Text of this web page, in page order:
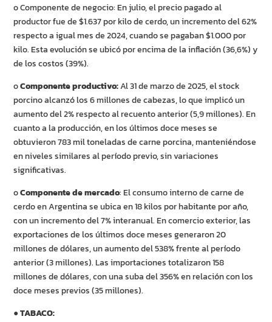
o Componente de negocio: En julio, el precio pagado al
productor fue de $1.637 por kilo de cerdo, un incremento del 62%
respecto a igual mes de 2024, cuando se pagaban $1.000 por
kilo. Esta evolución se ubicó por encima de la inflación (36,6%) y
de los costos (39%).
oComponente productivo:Al 31 de marzo de 2025, el stock
porcino alcanzó los 6 millones de cabezas, lo que implicó un
aumento del 2% respecto al recuento anterior (5,9 millones). En
cuanto a la producción, en los últimos doce meses se
obtuvieron 783 mil toneladas de carne porcina, manteniéndose
en niveles similares al período previo, sin variaciones
significativas.
oComponente de mercado: El consumo interno de carne de
cerdo en Argentina se ubica en 18 kilos por habitante por año,
con un incremento del 7% interanual. En comercio exterior, las
exportaciones de los últimos doce meses generaron 20
millones de dólares, un aumento del 538% frente al período
anterior (3 millones). Las importaciones totalizaron 158
millones de dólares, con una suba del 356% en relación con los
doce meses previos (35 millones).
●TABACO: